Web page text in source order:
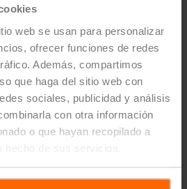
web se usan para personalizar
ofrecer funciones de redes
Además, compartimos
que haga del sitio web con
sociales, publicidad y análisis
con otra información
o que hayan recopilado a
SR-T-X1